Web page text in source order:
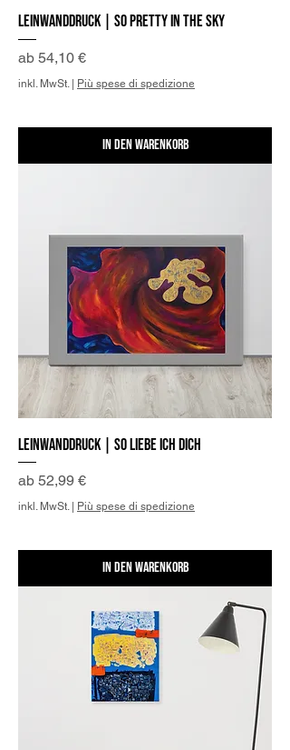
Leinwanddruck | So Pretty in the Sky
ab 54,10 €
Sale-Preis
inkl. MwSt. | Più spese di spedizione
In den Warenkorb
Leinwanddruck | So liebe Ich Dich
ab 52,99 €
Sale-Preis
inkl. MwSt.| Più spese di spedizione
In den Warenkorb